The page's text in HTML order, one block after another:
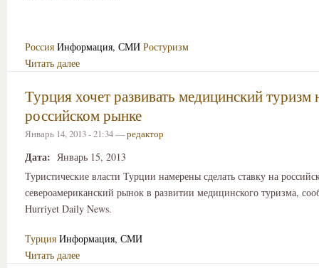
Россия Информация, СМИ Ростуризм
Читать далее
Турция хочет развивать медицинский туризм
российском рынке
Январь 14, 2013 - 21:34 —редактор
Дата: Январь 15, 2013
Туристические власти Турции намерены сделать ставку на
североамериканский рынок в развитии медицинского туризма,
Hurriyet Daily News.
Турция Информация, СМИ
Читать далее